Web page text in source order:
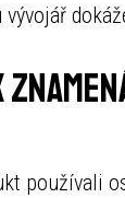
používali